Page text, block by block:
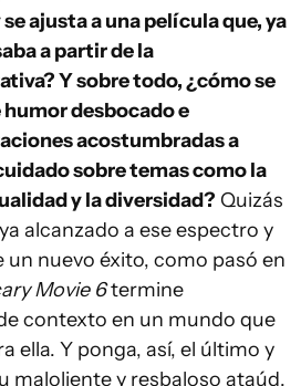
ajusta a una película que, ya
a partir de la
Y sobre todo, ¿cómo se
desbocado e
acostumbradas a
sobre temas como la
y la diversidad? Quizás
alcanzado a ese espectro y
nuevo éxito, como pasó en
Movie 6termine
contexto en un mundo que
ella. Y ponga, así, el último y
maloliente y resbaloso ataúd.